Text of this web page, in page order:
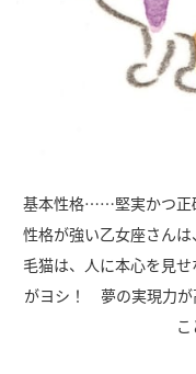
基本性格……堅実かつ正
性格が強い乙女座さん
毛猫は、人に本心を見
がヨシ！ 夢の実現力が